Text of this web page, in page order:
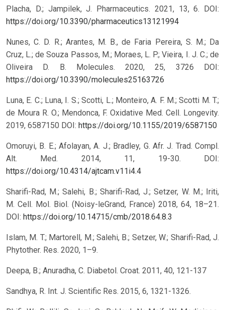
Placha, D.; Jampilek, J. Pharmaceutics. 2021, 13, 6. DOI:
https://doi.org/10.3390/pharmaceutics13121994
Nunes, C. D. R.; Arantes, M. B., de Faria Pereira, S. M.; Da
Cruz, L.; de Souza Passos, M.; Moraes, L. P.; Vieira, I. J. C.; de
Oliveira D. B. Molecules. 2020, 25, 3726 DOI:
https://doi.org/10.3390/molecules25163726
Luna, E. C.; Luna, I. S.; Scotti, L.; Monteiro, A. F. M.; Scotti M. T.;
de Moura R. O.; Mendonca, F. Oxidative Med. Cell. Longevity.
2019, 6587150 DOI: https://doi.org/10.1155/2019/6587150
Omoruyi, B. E.; Afolayan, A. J.; Bradley, G. Afr. J. Trad. Compl.
Alt. Med. 2014, 11, 19-30. DOI:
https://doi.org/10.4314/ajtcam.v11i4.4
Sharifi-Rad, M.; Salehi, B.; Sharifi-Rad, J.; Setzer, W. M.; Iriti,
M. Cell. Mol. Biol. (Noisy-leGrand, France) 2018, 64, 18–21.
DOI: https://doi.org/10.14715/cmb/2018.64.8.3
Islam, M. T.; Martorell, M.; Salehi, B.; Setzer, W.; Sharifi-Rad, J.
Phytother. Res. 2020, 1–9.
Deepa, B.; Anuradha, C. Diabetol. Croat. 2011, 40, 121-137
Sandhya, R. Int. J. Scientific Res. 2015, 6, 1321-1326.